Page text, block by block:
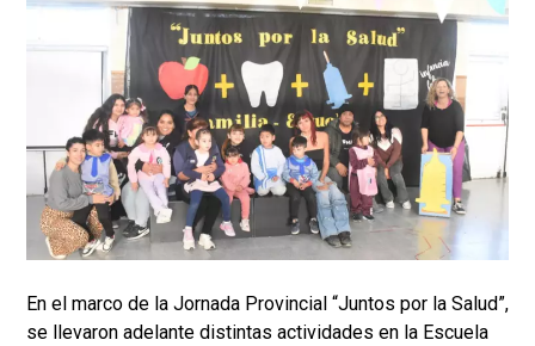
En el marco de la Jornada Provincial “Juntos por la Salud”,
se llevaron adelante distintas actividades en la Escuela